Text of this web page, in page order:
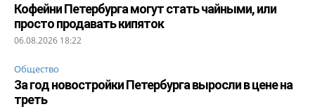
Кофейни Петербурга могут стать чайными, или
просто продавать кипяток
06.08.2026 18:22
Общество
За год новостройки Петербурга выросли в цене на
треть